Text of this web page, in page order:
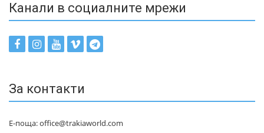
Канали в социалните мрежи
За контакти
Е-поща: office@trakiaworld.com